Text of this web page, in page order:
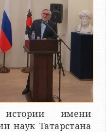
имени
наук Татарстана